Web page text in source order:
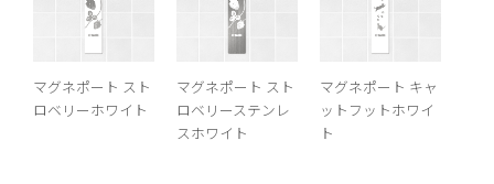
マグネポート スト
ロベリーホワイト
マグネポート スト
ロベリーステンレ
スホワイト
マグネポート キャ
ットフットホワイ
ト